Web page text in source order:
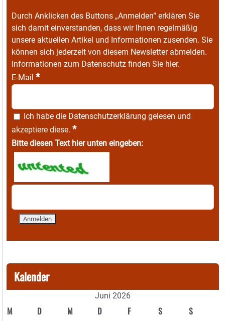
Durch Anklicken des Buttons „Anmelden“ erklären Sie
sich damit einverstanden, dass wir Ihnen regelmäßig
unsere aktuellen Artikel und Informationen zusenden. Sie
können sich jederzeit von diesem Newsletter abmelden.
Informationen zum Datenschutz finden Sie hier.
E-Mail *
Ich habe die Datenschutzerklärung gelesen und
akzeptiere diese. *
Bitte diesen Text hier unten eingeben:
Kalender
Juni 2026
M D M D F S S